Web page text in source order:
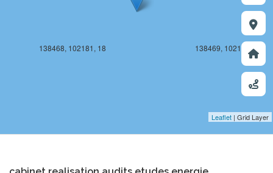
138468, 102181, 18 138469, 102181, 18
Leaflet | Grid Layer